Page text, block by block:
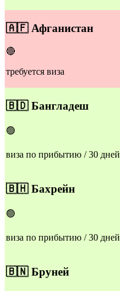
🇦🇫Афганистан
🔴
требуется виза
🇧🇩Бангладеш
🟢
виза по прибытию / 30 дней
🇧🇭Бахрейн
🟢
виза по прибытию / 30 дней
🇧🇳Бруней